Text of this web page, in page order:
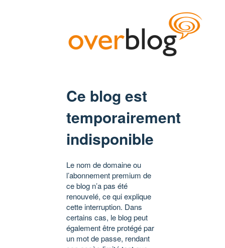
Ce blog est
temporairement
indisponible
Le nom de domaine ou
l’abonnement premium de
ce blog n’a pas été
renouvelé, ce qui explique
cette interruption. Dans
certains cas, le blog peut
également être protégé par
un mot de passe, rendant